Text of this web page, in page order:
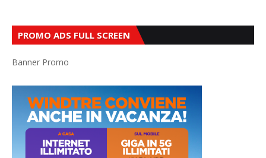
PROMO ADS FULL SCREEN
Banner Promo